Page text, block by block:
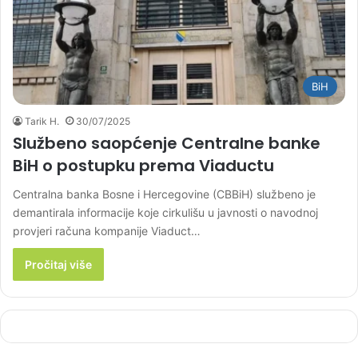
BiH
Tarik H. 30/07/2025
Službeno saopćenje Centralne banke
BiH o postupku prema Viaductu
Centralna banka Bosne i Hercegovine (CBBiH) službeno je
demantirala informacije koje cirkulišu u javnosti o navodnoj
provjeri računa kompanije Viaduct…
Pročitaj više